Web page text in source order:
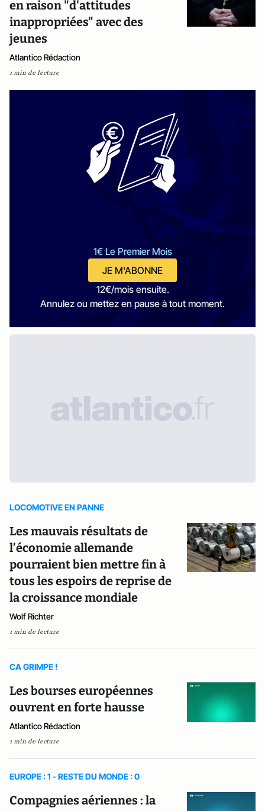
en raison "d'attitudes
inappropriées" avec des
jeunes
Atlantico Rédaction
1 min de lecture
1€ Le Premier Mois
JE M'ABONNE
12€/mois ensuite.
Annulez ou mettez en pause à tout moment.
LOCOMOTIVE EN PANNE
Les mauvais résultats de
l’économie allemande
pourraient bien mettre fin à
tous les espoirs de reprise de
la croissance mondiale
Wolf Richter
1 min de lecture
CA GRIMPE !
Les bourses européennes
ouvrent en forte hausse
Atlantico Rédaction
1 min de lecture
EUROPE : 1 - RESTE DU MONDE : 0
Compagnies aériennes : la